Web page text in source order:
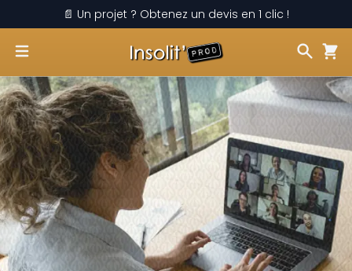
📄 Un projet ? Obtenez un devis en 1 clic !